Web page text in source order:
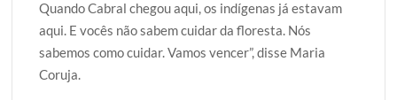
Quando Cabral chegou aqui, os indígenas já estavam
aqui. E vocês não sabem cuidar da floresta. Nós
sabemos como cuidar. Vamos vencer”, disse Maria
Coruja.